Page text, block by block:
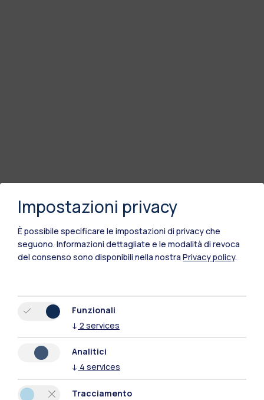
Impostazioni privacy
È possibile specificare le impostazioni di privacy che
seguono. Informazioni dettagliate e le modalità di revoca
del consenso sono disponibili nella nostra Privacy policy.
Funzionali
↓ 2 services
Analitici
↓ 4 services
Tracciamento